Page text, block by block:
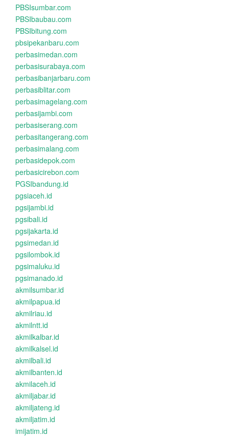
PBSIsumbar.com
PBSIbaubau.com
PBSIbitung.com
pbsipekanbaru.com
perbasimedan.com
perbasisurabaya.com
perbasibanjarbaru.com
perbasiblitar.com
perbasimagelang.com
perbasijambi.com
perbasiserang.com
perbasitangerang.com
perbasimalang.com
perbasidepok.com
perbasicirebon.com
PGSIbandung.id
pgsiaceh.id
pgsijambi.id
pgsibali.id
pgsijakarta.id
pgsimedan.id
pgsilombok.id
pgsimaluku.id
pgsimanado.id
akmilsumbar.id
akmilpapua.id
akmilriau.id
akmilntt.id
akmilkalbar.id
akmilkalsel.id
akmilbali.id
akmilbanten.id
akmilaceh.id
akmiljabar.id
akmiljateng.id
akmiljatim.id
imijatim.id